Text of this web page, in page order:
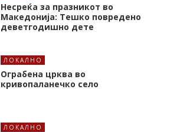
Несреќа за празникот во
Македонија: Тешко повредено
деветгодишно дете
ЛОКАЛНО
Ограбена црква во
кривопаланечко село
ЛОКАЛНО